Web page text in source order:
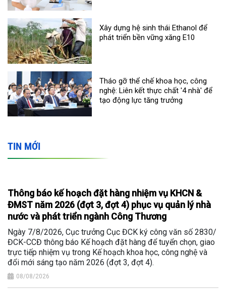
Xây dựng hệ sinh thái Ethanol để
phát triển bền vững xăng E10
Tháo gỡ thể chế khoa học, công
nghệ: Liên kết thực chất '4 nhà' để
tạo động lực tăng trưởng
TIN MỚI
Thông báo kế hoạch đặt hàng nhiệm vụ KHCN &
ĐMST năm 2026 (đợt 3, đợt 4) phục vụ quản lý nhà
nước và phát triển ngành Công Thương
Ngày 7/8/2026, Cục trưởng Cục ĐCK ký công văn số 2830/
ĐCK-CCĐ thông báo Kế hoạch đặt hàng để tuyển chọn, giao
trực tiếp nhiệm vụ trong Kế hoạch khoa học, công nghệ và
đổi mới sáng tạo năm 2026 (đợt 3, đợt 4).
08/08/2026